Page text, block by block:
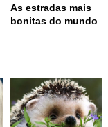
As estradas mais
bonitas do mundo